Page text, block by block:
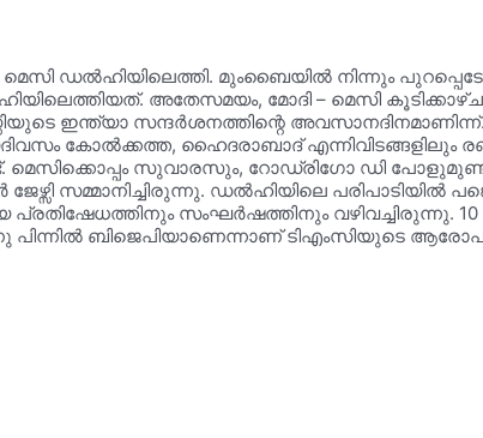
ഡൽഹിയിലെത്തി. മുംബൈയിൽ നിന്നും
അതേസമയം, മോദി – മെസി കൂടിക്കാഴ്ച
ഇന്ത്യാ സന്ദർശനത്തിന്റെ
കോൽക്കത്ത, ഹൈദരാബാദ് എന്നിവിടങ്ങളിലും
മെസിക്കൊപ്പം സുവാരസും, റോഡ്രിഗോ ഡി
സമ്മാനിച്ചിരുന്നു. ഡൽഹിയിലെ പരിപാടിയിൽ
സംഘർഷത്തിനും വഴിവച്ചിരുന്നു. 10
പിന്നിൽ ബിജെപിയാണെന്നാണ് ടിഎംസിയുടെ